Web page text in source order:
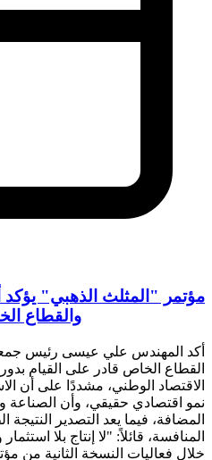
مؤتمر "المثلث الذهبي" يؤكد
والقطاع
أكد المهندس علي عيسى رئيس
القطاع الخاص قادر على القيام
الاقتصاد الوطني، مشددًا على أن
نمو اقتصادي حقيقي، وأن الصناعة
المضافة، فيما يعد التصدير
المنافسة، قائلاً: "لا إنتاج بلا
خلال فعاليات النسخة الثانية من